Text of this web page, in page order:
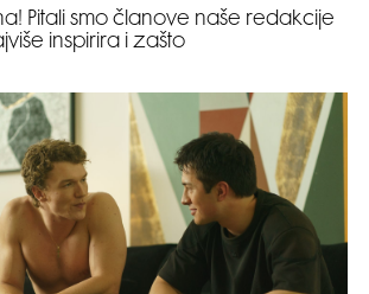
Pitali smo članove naše redakcije
inspirira i zašto